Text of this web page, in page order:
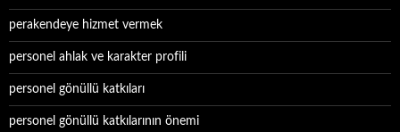
perakendeye hizmet vermek
personel ahlak ve karakter profili
personel gönüllü katkıları
personel gönüllü katkılarının önemi